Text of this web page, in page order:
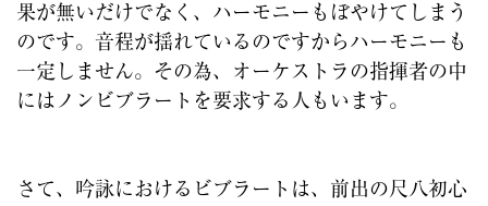
果が無いだけでなく、ハーモニーもぼやけてしまう
のです。音程が揺れているのですからハーモニーも
一定しません。その為、オーケストラの指揮者の中
にはノンビブラートを要求する人もいます。
さて、吟詠におけるビブラートは、前出の尺八初心